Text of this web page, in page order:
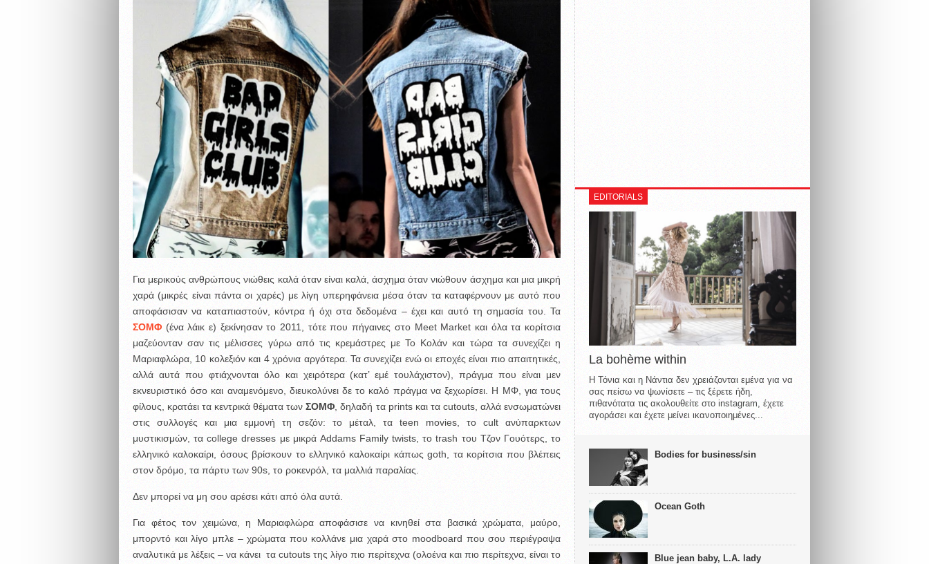
Για μερικούς ανθρώπους νιώθεις καλά όταν είναι καλά, άσχημα όταν νιώθουν άσχημα και μια μικρή
χαρά (μικρές είναι πάντα οι χαρές) με λίγη υπερηφάνεια μέσα όταν τα καταφέρνουν με αυτό που
αποφάσισαν να καταπιαστούν, κόντρα ή όχι στα δεδομένα – έχει και αυτό τη σημασία του. Τα
ΣΟΜΦ(ένα λάικ ε) ξεκίνησαν το 2011, τότε που πήγαινες στο Meet Market και όλα τα κορίτσια
μαζεύονταν σαν τις μέλισσες γύρω από τις κρεμάστρες με Το Κολάν και τώρα τα συνεχίζει η
Μαριαφλώρα, 10 κολεξιόν και 4 χρόνια αργότερα. Τα συνεχίζει ενώ οι εποχές είναι πιο απαιτητικές,
αλλά αυτά που φτιάχνονται όλο και χειρότερα (κατ’ εμέ τουλάχιστον), πράγμα που είναι μεν
εκνευριστικό όσο και αναμενόμενο, διευκολύνει δε το καλό πράγμα να ξεχωρίσει. Η ΜΦ, για τους
φίλους, κρατάει τα κεντρικά θέματα τωνΣΟΜΦ, δηλαδή τα prints και τα cutouts, αλλά ενσωματώνει
στις συλλογές και μια εμμονή τη σεζόν: το μέταλ, τα teen movies, το cult ανύπαρκτων
μυστικισμών, τα college dresses με μικρά Addams Family twists, το trash του Τζον Γουότερς, το
ελληνικό καλοκαίρι, όσους βρίσκουν το ελληνικό καλοκαίρι κάπως goth, τα κορίτσια που βλέπεις
στον δρόμο, τα πάρτυ των 90s, το ροκενρόλ, τα μαλλιά παραλίας.
Δεν μπορεί να μη σου αρέσει κάτι από όλα αυτά.
Για φέτος τον χειμώνα, η Μαριαφλώρα αποφάσισε να κινηθεί στα βασικά χρώματα, μαύρο,
μπορντό και λίγο μπλε – χρώματα που κολλάνε μια χαρά στο moodboard που σου περιέγραψα
αναλυτικά με λέξεις – να κάνει τα cutouts της λίγο πιο περίτεχνα (ολοένα και πιο περίτεχνα, είναι το
EDITORIALS
La bohème within
Η Τόνια και η Νάντια δεν χρειάζονται εμένα για να
σας πείσω να ψωνίσετε – τις ξέρετε ήδη,
πιθανότατα τις ακολουθείτε στο instagram, έχετε
αγοράσει και έχετε μείνει ικανοποιημένες...
Bodies for business/sin
Ocean Goth
Blue jean baby, L.A. lady